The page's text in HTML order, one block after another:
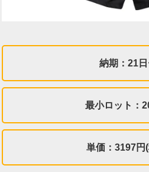
納期：21
最小ロット：
単価：3197円